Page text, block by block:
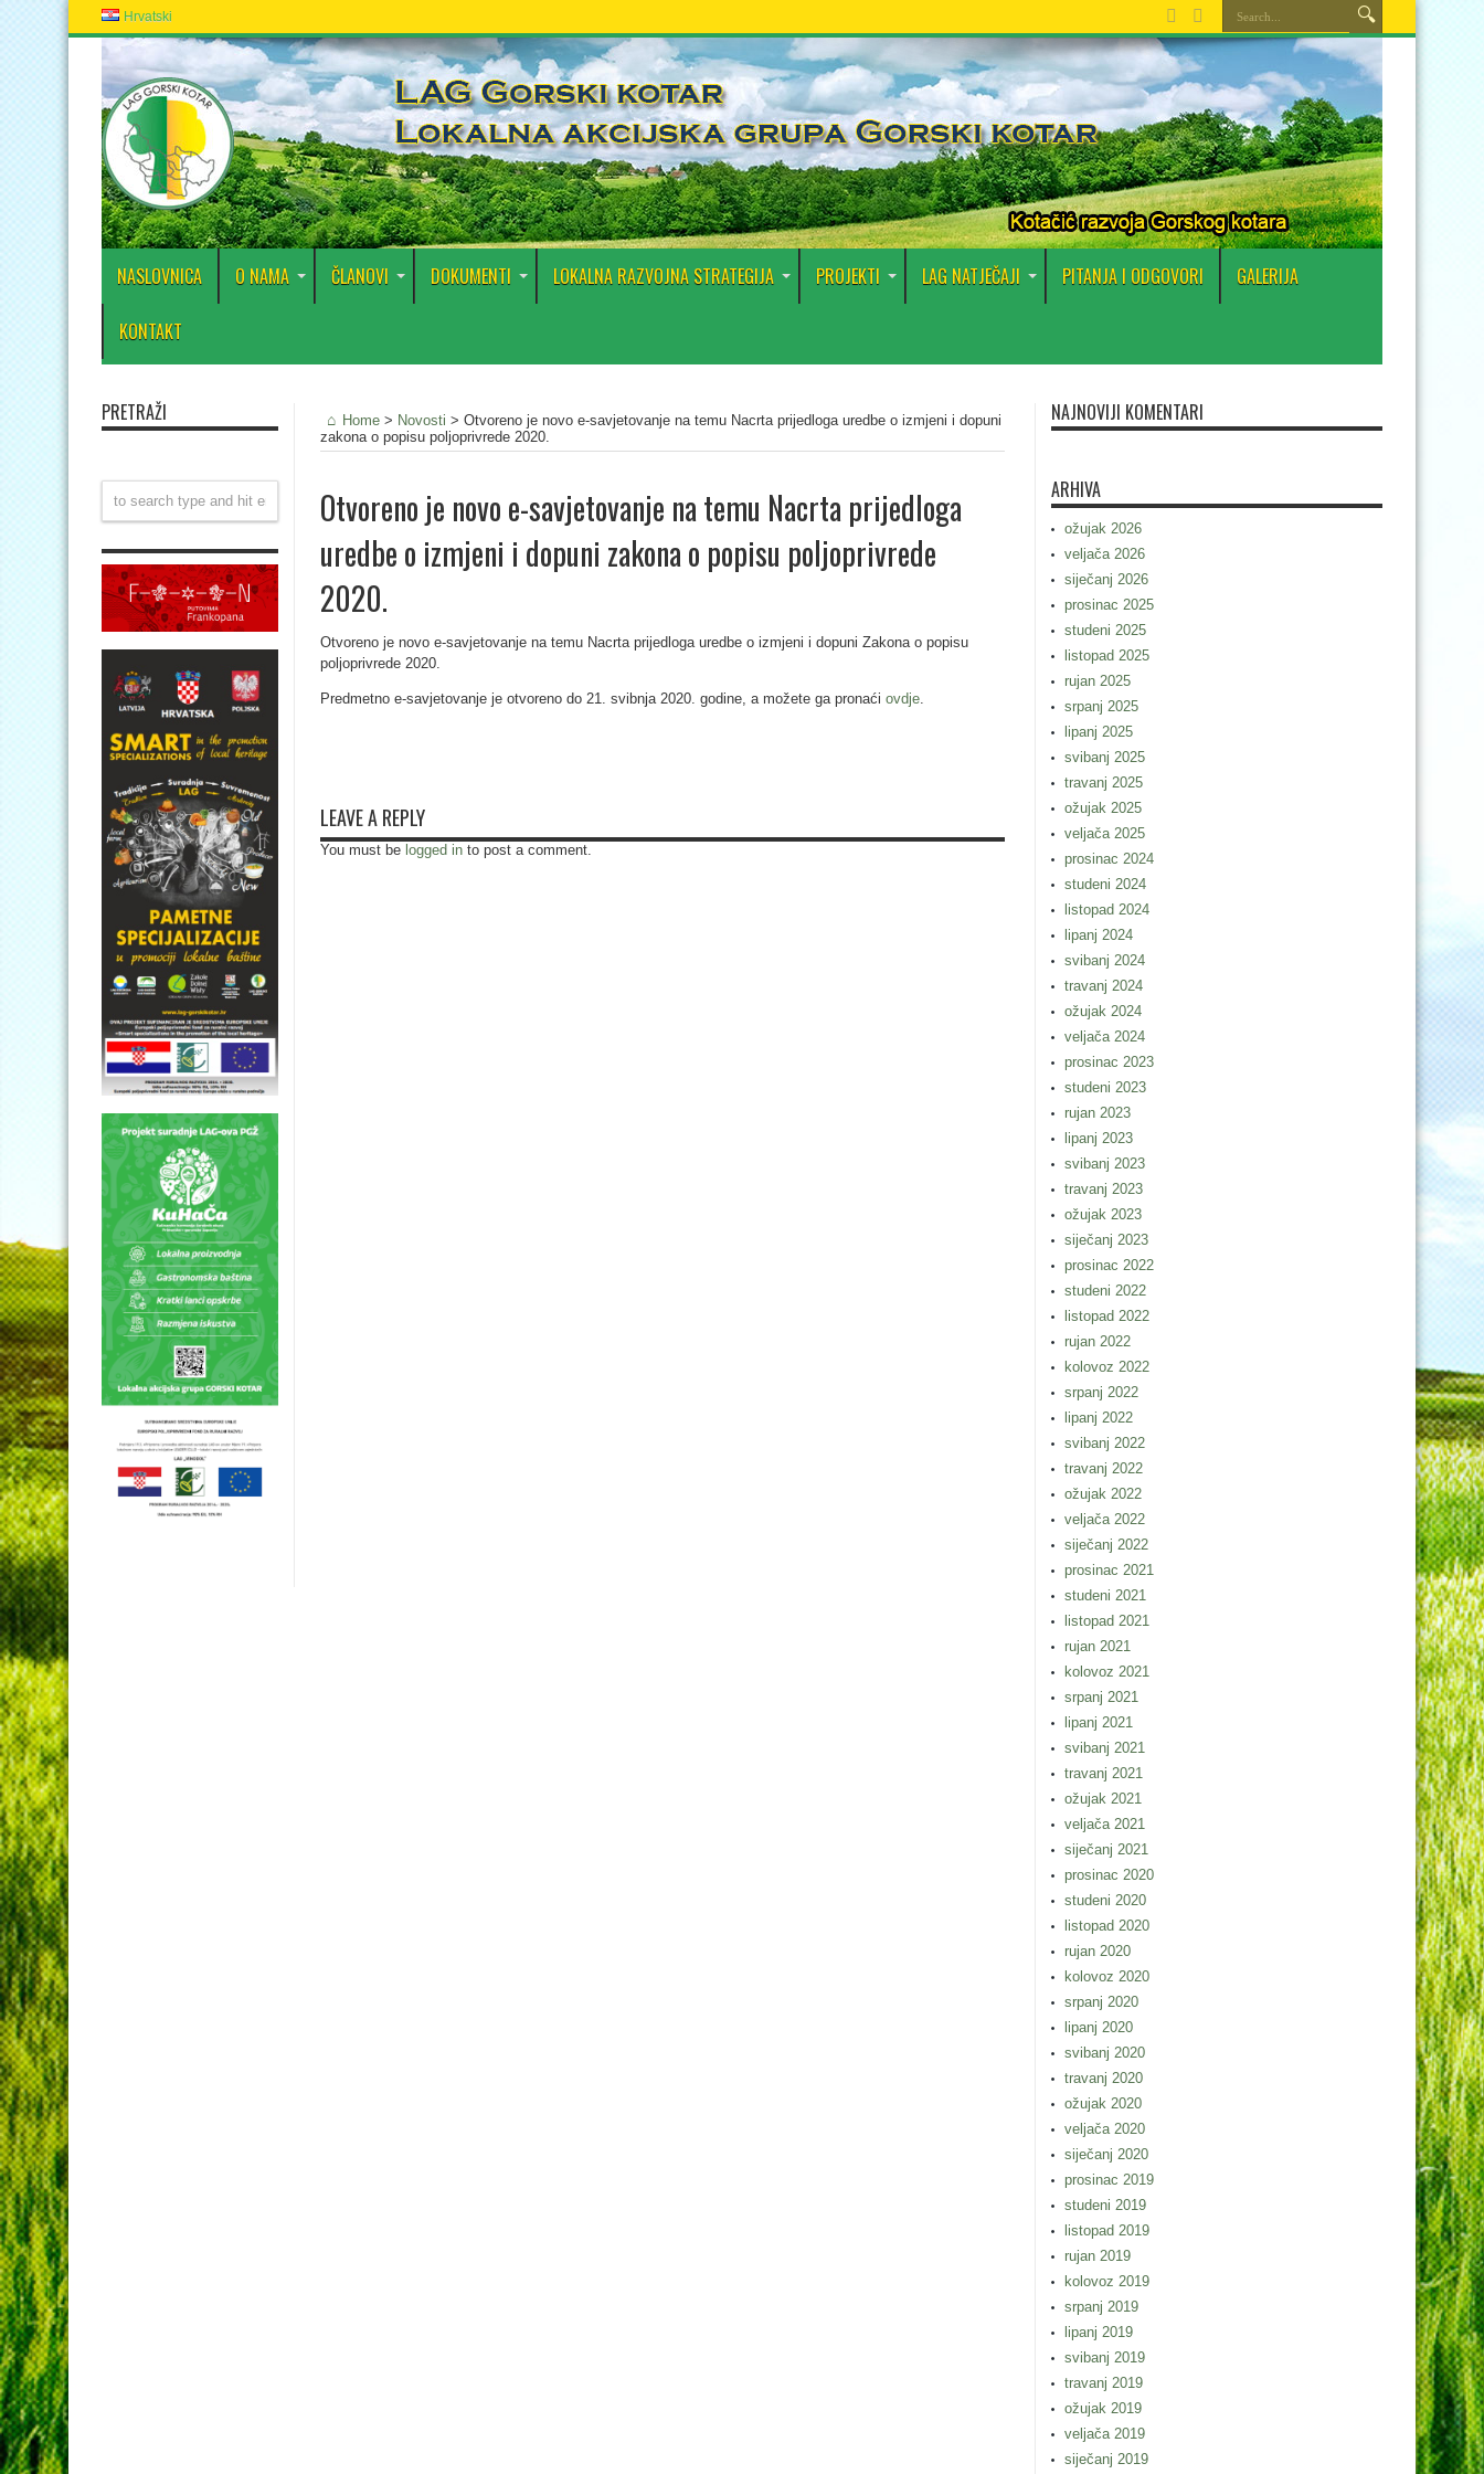
Hrvatski
NASLOVNICA O NAMA ČLANOVI DOKUMENTI LOKALNA RAZVOJNA STRATEGIJA PROJEKTI LAG NATJEČAJI PITANJA I ODGOVORI GALERIJA
KONTAKT
Home > Novosti > Otvoreno je novo e-savjetovanje na temu Nacrta prijedloga uredbe o izmjeni i dopuni
zakona o popisu poljoprivrede 2020.
Otvoreno je novo e-savjetovanje na temu Nacrta prijedloga
uredbe o izmjeni i dopuni zakona o popisu poljoprivrede
2020.
Otvoreno je novo e-savjetovanje na temu Nacrta prijedloga uredbe o izmjeni i dopuni Zakona o popisu
poljoprivrede 2020.
Predmetno e-savjetovanje je otvoreno do 21. svibnja 2020. godine, a možete ga pronaći ovdje.
LEAVE A REPLY
You must be logged in to post a comment.
PRETRAŽI NAJNOVIJI KOMENTARI
ARHIVA
ožujak 2026
veljača 2026
siječanj 2026
prosinac 2025
studeni 2025
listopad 2025
rujan 2025
srpanj 2025
lipanj 2025
svibanj 2025
travanj 2025
ožujak 2025
veljača 2025
prosinac 2024
studeni 2024
listopad 2024
lipanj 2024
svibanj 2024
travanj 2024
ožujak 2024
veljača 2024
prosinac 2023
studeni 2023
rujan 2023
lipanj 2023
svibanj 2023
travanj 2023
ožujak 2023
siječanj 2023
prosinac 2022
studeni 2022
listopad 2022
rujan 2022
kolovoz 2022
srpanj 2022
lipanj 2022
svibanj 2022
travanj 2022
ožujak 2022
veljača 2022
siječanj 2022
prosinac 2021
studeni 2021
listopad 2021
rujan 2021
kolovoz 2021
srpanj 2021
lipanj 2021
svibanj 2021
travanj 2021
ožujak 2021
veljača 2021
siječanj 2021
prosinac 2020
studeni 2020
listopad 2020
rujan 2020
kolovoz 2020
srpanj 2020
lipanj 2020
svibanj 2020
travanj 2020
ožujak 2020
veljača 2020
siječanj 2020
prosinac 2019
studeni 2019
listopad 2019
rujan 2019
kolovoz 2019
srpanj 2019
lipanj 2019
svibanj 2019
travanj 2019
ožujak 2019
veljača 2019
siječanj 2019